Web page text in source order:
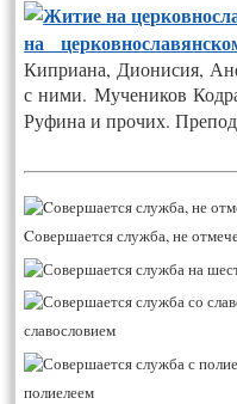
на
Киприана, Дионисия,
с ними. Мучеников
Руфина и прочих.
Cовершается служба, не
славословием
полиелеем